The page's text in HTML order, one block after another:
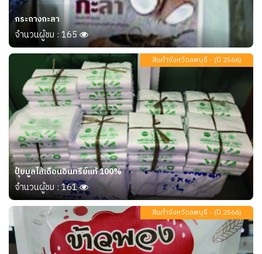
กระถางกะลา
จำนวนผู้ชม : 165
สินค้าจังหวัดลพบุรี - (ปี 2566)
ปุ๋ยมูลไส้เดือนอินทรีย์แท้ 100%
จำนวนผู้ชม : 161
สินค้าจังหวัดลพบุรี - (ปี 2566)